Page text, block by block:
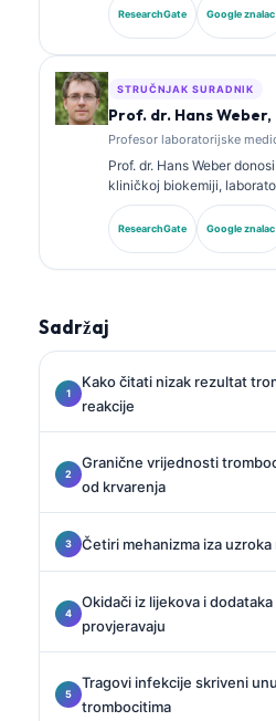
dijagnostičkoj analizi. Ima
kliničke kemije te je
ResearchGate Google znalac
STRUČNJAK SURADNIK
Prof. dr. Hans Weber,
Profesor laboratorijske
Prof. dr. Hans Weber
kliničkoj biokemiji,
istraživanju biomarkera.
društva za kliničku kemiju,
analizu dijagnostičkih
ResearchGate Google znalac
Sadržaj
Kako čitati nizak rezultat
reakcije
Granične vrijednosti
od krvarenja
Četiri mehanizma iza
Okidači iz lijekova i
provjeravaju
Tragovi infekcije skriveni
trombocitima